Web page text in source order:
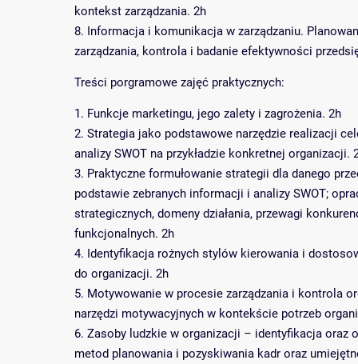
kontekst zarządzania. 2h
8. Informacja i komunikacja w zarządzaniu.
zarządzania, kontrola i badanie efektywności
Treści porgramowe zajęć praktycznych:
1. Funkcje marketingu, jego zalety i zagrożenia. 2h
2. Strategia jako podstawowe narzędzie realizacji
analizy SWOT na przykładzie konkretnej organizacji.
3. Praktyczne formułowanie strategii dla danego
podstawie zebranych informacji i analizy SWOT;
strategicznych, domeny działania, przewagi
funkcjonalnych. 2h
4. Identyfikacja rożnych stylów kierowania i
do organizacji. 2h
5. Motywowanie w procesie zarządzania i kontrola
narzędzi motywacyjnych w kontekście potrzeb
6. Zasoby ludzkie w organizacji – identyfikacja oraz
metod planowania i pozyskiwania kadr oraz